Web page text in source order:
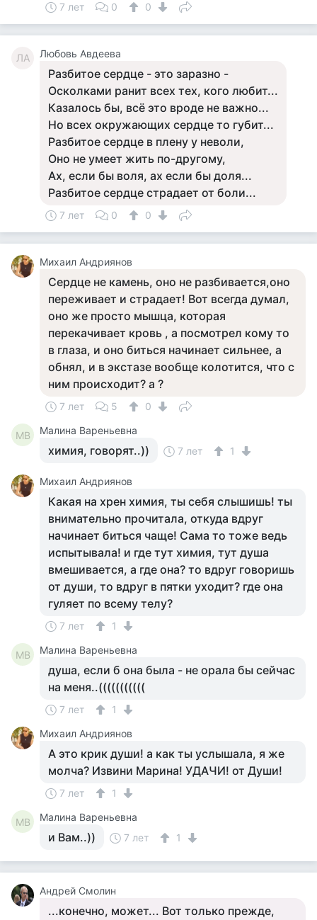
7 лет 0 0
ЛА Любовь Авдеева
Разбитое сердце - это заразно -
Осколками ранит всех тех, кого любит...
Казалось бы, всё это вроде не важно...
Но всех окружающих сердце то губит...
Разбитое сердце в плену у неволи,
Оно не умеет жить по-другому,
Ах, если бы воля, ах если бы доля...
Разбитое сердце страдает от боли...
7 лет 0 0
Михаил Андриянов
Сердце не камень, оно не разбивается,оно
переживает и страдает! Вот всегда думал,
оно же просто мышца, которая
перекачивает кровь , а посмотрел кому то
в глаза, и оно биться начинает сильнее, а
обнял, и в экстазе вообще колотится, что с
ним происходит? а ?
7 лет 5 0
МВ Малина Вареньевна
химия, говорят..)) 7 лет 1
Михаил Андриянов
Какая на хрен химия, ты себя слышишь! ты
внимательно прочитала, откуда вдруг
начинает биться чаще! Сама то тоже ведь
испытывала! и где тут химия, тут душа
вмешивается, а где она? то вдруг говоришь
от души, то вдруг в пятки уходит? где она
гуляет по всему телу?
7 лет 1
МВ Малина Вареньевна
душа, если б она была - не орала бы сейчас
на меня..(((((((((((
7 лет
1
Михаил Андриянов
А это крик души! а как ты услышала, я же
молча? Извини Марина! УДАЧИ! от Души!
7 лет 1
МВ Малина Вареньевна
и Вам..)) 7 лет 1
Андрей Смолин
...конечно, может... Вот только прежде,